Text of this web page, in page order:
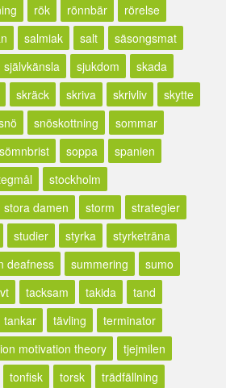
rök rönnbär
rörelse
salmiak salt
säsongsmat
självkänsla sjukdom
skada
skräck skriva skrivliv
skytte
snöskottning
sommar
sömnbrist soppa
spanien
stockholm
stora damen storm
strategier
studier styrka
styrketräna
deafness summering
sumo
tacksam takida
tand
tankar tävling
terminator
motivation theory
tjejmilen
tonfisk torsk
trädfällning